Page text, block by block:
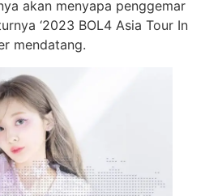
akan menyapa penggemar
‘2023 BOL4 Asia Tour In
mendatang.